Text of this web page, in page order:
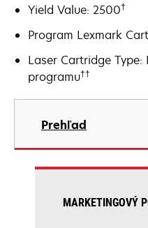
Yield Value: 2500†
Program Lexmark
Laser Cartridge
programu††
Prehľad
MARKETINGOVÝ